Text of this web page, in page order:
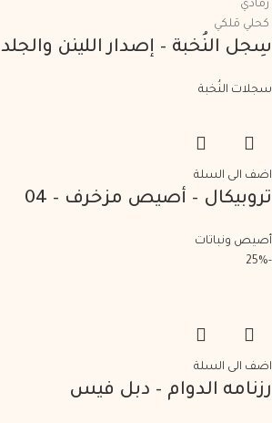
رمادي
كحلي مَلكي
سِجل النُخبة – إصدار اللينن والجلد
سجلات النُخبة
اضف الى السلة
تروبيكال – أصيص مزخرف – 04
أصيص ونباتات
-25%
اضف الى السلة
رزنامه الدوام – دبل فيس